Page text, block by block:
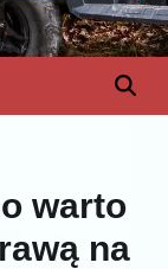
warto
na